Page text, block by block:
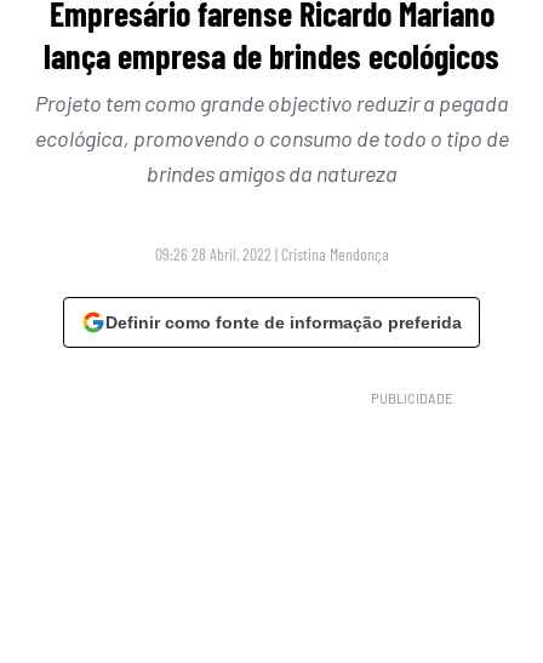
Empresário farense Ricardo Mariano
lança empresa de brindes ecológicos
Projeto tem como grande objectivo reduzir a pegada
ecológica, promovendo o consumo de todo o tipo de
brindes amigos da natureza
09:26 28 Abril, 2022 | Cristina Mendonça
Definir como fonte de informação preferida